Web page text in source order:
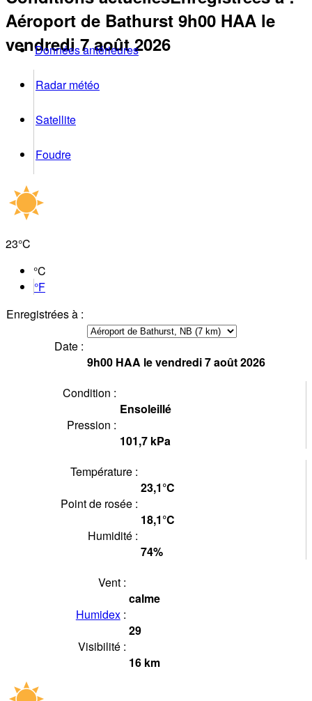
Aéroport de Bathurst 9h00 HAA le
vendredi 7 août 2026
Données antérieures
Radar météo
Satellite
Foudre
23°C
°C
°F
Enregistrées à :
Date :
9h00 HAA le vendredi 7 août 2026
Condition :
Ensoleillé
Pression :
101,7 kPa
Température :
23,1°C
Point de rosée :
18,1°C
Humidité :
74%
Vent :
calme
Humidex:
29
Visibilité :
16 km